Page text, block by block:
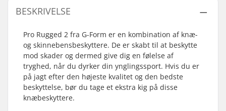
BESKRIVELSE
Pro Rugged 2 fra G-Form er en kombination af knæ-
og skinnebensbeskyttere. De er skabt til at beskytte
mod skader og dermed give dig en følelse af
tryghed, når du dyrker din ynglingssport. Hvis du er
på jagt efter den højeste kvalitet og den bedste
beskyttelse, bør du tage et ekstra kig på disse
knæbeskyttere.